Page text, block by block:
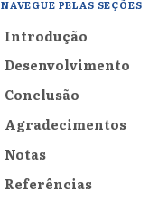
NAVEGUE PELAS SEÇÕES
Introdução
Desenvolvimento
Conclusão
Agradecimentos
Notas
Referências